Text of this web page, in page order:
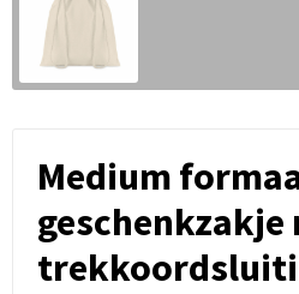
Medium
geschenkzakje